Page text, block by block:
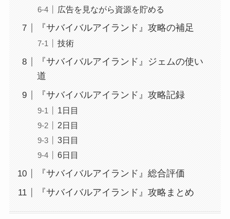
広告を見ながら資源を貯める
『サバイバルアイランド』攻略の補足
技術
『サバイバルアイランド』ジェムの使い
道
『サバイバルアイランド』攻略記録
1日目
2日目
3日目
6日目
『サバイバルアイランド』総合評価
『サバイバルアイランド』攻略まとめ